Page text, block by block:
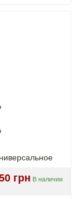
грн В наличии